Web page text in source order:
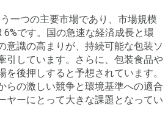
一つの主要市場であり、市場規模
6%です。国の急速な経済成長と環
意識の高まりが、持続可能な包装ソ
引しています。さらに、包装食品や
を後押しすると予想されています。
らの激しい競争と環境基準への適合
ヤーにとって大きな課題となってい